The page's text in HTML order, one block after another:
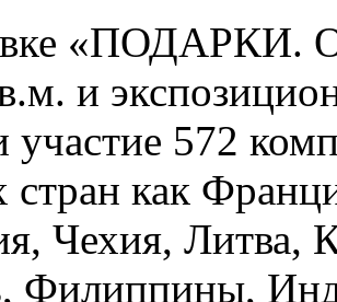
«ПОДАРКИ.
и
участие 572
стран как
Чехия, Литва,
Филиппины,